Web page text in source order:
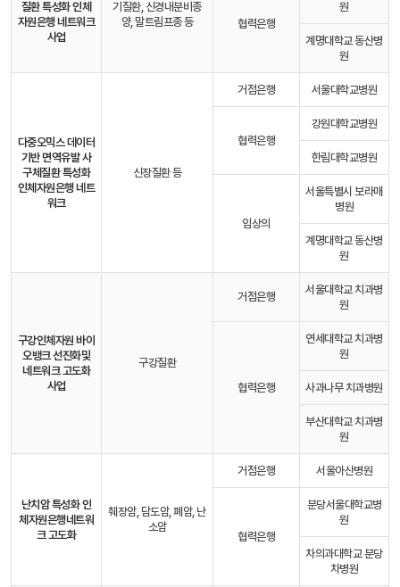
질환 특성화 인체
자원은행 네트워크
사업
기질환, 신경내분비종
양, 말트림프종 등
협력은행
원
계명대학교 동산병
원
다중오믹스 데이터
기반 면역유발 사
구체질환 특성화
인체자원은행 네트
워크
신장질환 등
거점은행 서울대학교병원
협력은행
강원대학교병원
한림대학교병원
임상의
서울특별시 보라매
병원
계명대학교 동산병
원
구강인체자원 바이
오뱅크 선진화및
네트워크 고도화
사업
구강질환
거점은행
서울대학교 치과병
원
협력은행
연세대학교 치과병
원
사과나무 치과병원
부산대학교 치과병
원
난치암 특성화 인
체자원은행네트워
크 고도화
췌장암, 담도암, 폐암, 난
소암
거점은행 서울아산병원
협력은행
분당서울대학교병
원
차의과대학교 분당
차병원